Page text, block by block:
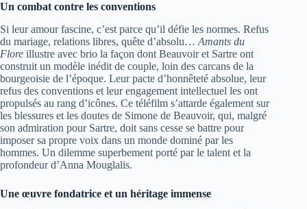
Un combat contre les conventions
Si leur amour fascine, c’est parce qu’il défie les normes. Refus
du mariage, relations libres, quête d’absolu… Amants du
Flore illustre avec brio la façon dont Beauvoir et Sartre ont
construit un modèle inédit de couple, loin des carcans de la
bourgeoisie de l’époque. Leur pacte d’honnêteté absolue, leur
refus des conventions et leur engagement intellectuel les ont
propulsés au rang d’icônes. Ce téléfilm s’attarde également sur
les blessures et les doutes de Simone de Beauvoir, qui, malgré
son admiration pour Sartre, doit sans cesse se battre pour
imposer sa propre voix dans un monde dominé par les
hommes. Un dilemme superbement porté par le talent et la
profondeur d’Anna Mouglalis.
Une œuvre fondatrice et un héritage immense